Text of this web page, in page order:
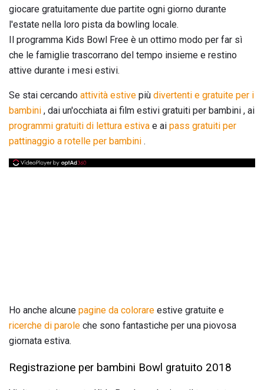
giocare gratuitamente due partite ogni giorno durante
l'estate nella loro pista da bowling locale.
Il programma Kids Bowl Free è un ottimo modo per far sì
che le famiglie trascorrano del tempo insieme e restino
attive durante i mesi estivi.
Se stai cercando attività estive più divertenti e gratuite per i
bambini , dai un'occhiata ai film estivi gratuiti per bambini , ai
programmi gratuiti di lettura estiva e ai pass gratuiti per
pattinaggio a rotelle per bambini .
Ho anche alcune pagine da colorare estive gratuite e
ricerche di parole che sono fantastiche per una piovosa
giornata estiva.
Registrazione per bambini Bowl gratuito 2018